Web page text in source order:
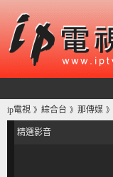
ip電視 》 綜合台 》 那傳媒 》
精選影音